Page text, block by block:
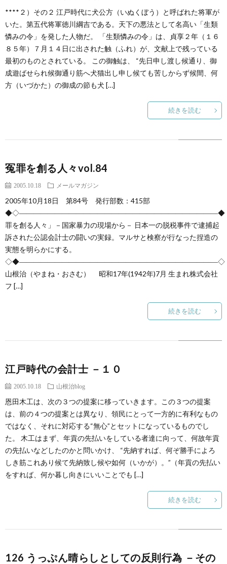
****２）その２ 江戸時代に犬公方（いぬくぼう）と呼ばれた将軍が
いた。第五代将軍徳川綱吉である。天下の悪法として名高い「生類
憐みの令」を発した人物だ。 「生類憐みの令」は、貞享２年（１６
８５年）７月１４日に出された触（ふれ）が、文献上で残っている
最初のものとされている。 この御触は、 “先日申し渡し候通り、御
成遊ばせられ候御通り筋へ犬猫出し申し候ても苦しからず候間、何
方（いづかた）の御成の節も犬 […]
続きを読む
冤罪を創る人々vol.84
2005.10.18 メールマガジン
2005年10月18日 第84号 発行部数：415部
◆◇――――――――――――――――――――――――――――◆
罪を創る人々」－国家暴力の現場から－ 日本一の脱税事件で逮捕起
訴された公認会計士の闘いの実録。マルサと検察が行なった捏造の
実態を明らかにする。
◇◆――――――――――――――――――――――――――――◇
山根治（やまね・おさむ） 昭和17年(1942年)7月 生まれ株式会社
フ […]
続きを読む
江戸時代の会計士 －１０
2005.10.18 山根治blog
恩田木工は、次の３つの提案に移っていきます。この３つの提案
は、前の４つの提案とは異なり、領民にとって一方的に有利なもの
ではなく、それに対応する“無心”とセットになっているものでし
た。 木工はまず、年貢の先払いをしている者達に向って、何故年貢
の先払いなどしたのかと問いかけ、 “先納すれば、何ぞ勝手によろ
しき筋これあり候て先納致し候や如何（いかが）。”（年貢の先払い
をすれば、何か暮し向きにいいことでも […]
続きを読む
126 うっぷん晴らしとしての反則行為 －その